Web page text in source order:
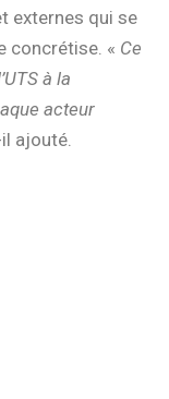
externes qui se
concrétise. « Ce
à la
acteur
ajouté.